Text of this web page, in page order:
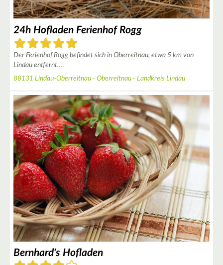
24h Hofladen Ferienhof Rogg
Der Ferienhof Rogg befindet sich in Oberreitnau, etwa 5 km von
Lindau entfernt.…
88131 Lindau-Oberreitnau - Oberreitnau - Landkreis Lindau
Bernhard's Hofladen
2